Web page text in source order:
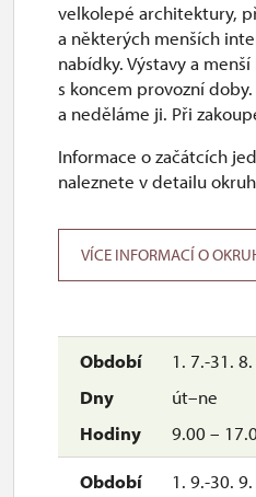
1. 7.-31. 8.
út–ne
9.00 –
1. 9.-30. 9.
velkolepé architektury,
a některých menších
nabídky. Výstavy a
s koncem provozní
a neděláme ji. Při
Informace o začátcích
naleznete v detailu
VÍCE INFORMACÍ O